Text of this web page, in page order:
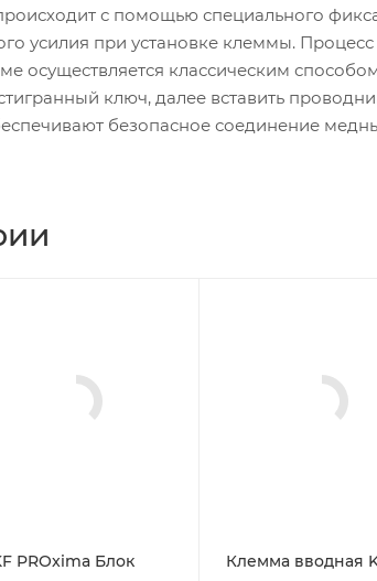
с помощью специального
усилия при установке клеммы. Процесс
осуществляется классическим
ключ, далее вставить
безопасное соединение